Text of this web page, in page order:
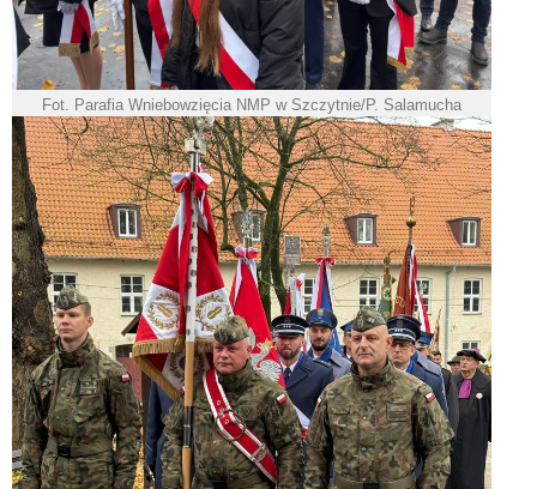
Fot. Parafia Wniebowzięcia NMP w Szczytnie/P. Salamucha